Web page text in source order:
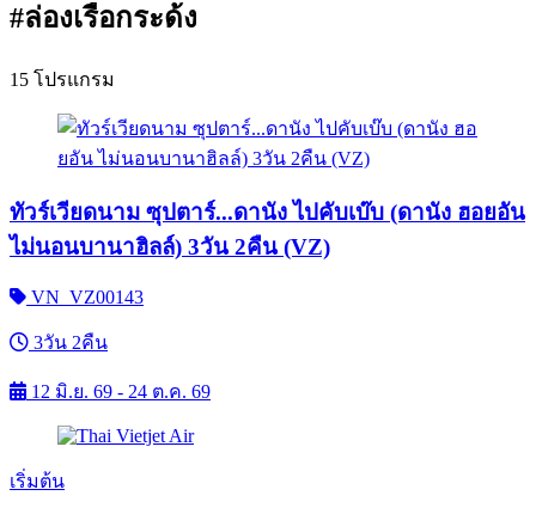
#ล่องเรือกระด้ง
15 โปรแกรม
ทัวร์เวียดนาม ซุปตาร์...ดานัง ไปคับเบ๊บ (ดานัง ฮอยอัน
ไม่นอนบานาฮิลล์) 3วัน 2คืน (VZ)
VN_VZ00143
3วัน 2คืน
12 มิ.ย. 69 - 24 ต.ค. 69
เริ่มต้น